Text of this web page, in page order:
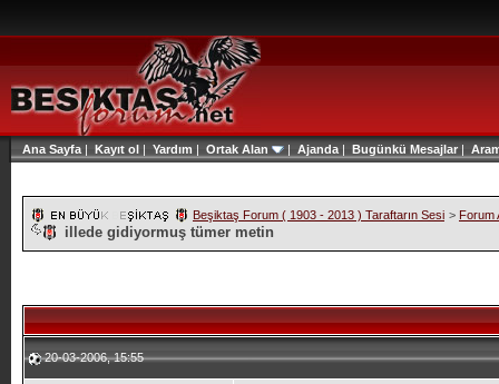
Ana Sayfa | Kayıt ol | Yardım | Ortak Alan | Ajanda | Bugünkü Mesajlar|
Beşiktaş Forum ( 1903 - 2013 ) Taraftarın Sesi > Forum
illede gidiyormuş tümer metin
20-03-2006, 15:55